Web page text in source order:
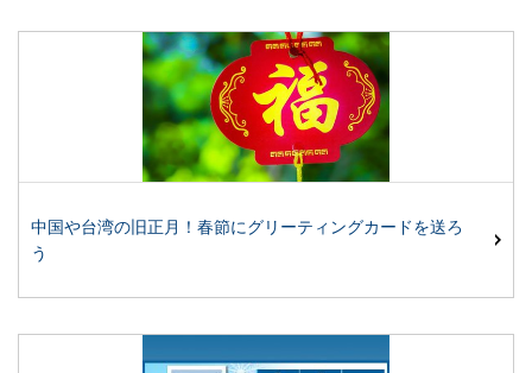
中国や台湾の旧正月！春節にグリーティングカードを送ろ
う